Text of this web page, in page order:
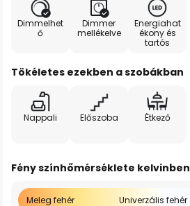
Dimmelhet
ő
Dimmer
mellékelve
Energiahat
ékony és
tartós
Tökéletes ezekben a szobákban
Nappali Előszoba Étkező
Fény színhőmérséklete kelvinben
Meleg fehér Univerzális fehér